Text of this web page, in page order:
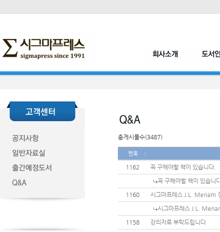
총게시물수(3487)
번호
1162
꼭 구해야할 책이 있습니다.
꼭 구해야할 책이 있습니
1160
시그마프레스 J.L. Meriam
시그마프레스 J.L.
1158
강의자료 부탁드립니다